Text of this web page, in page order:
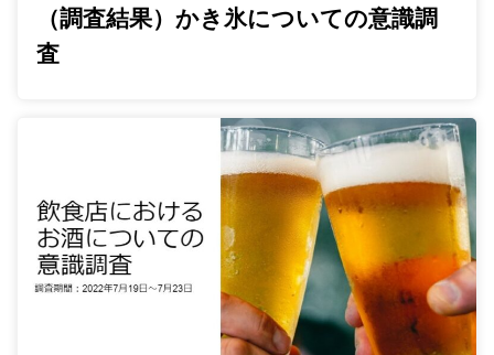
（調査結果）かき氷についての意識調
査